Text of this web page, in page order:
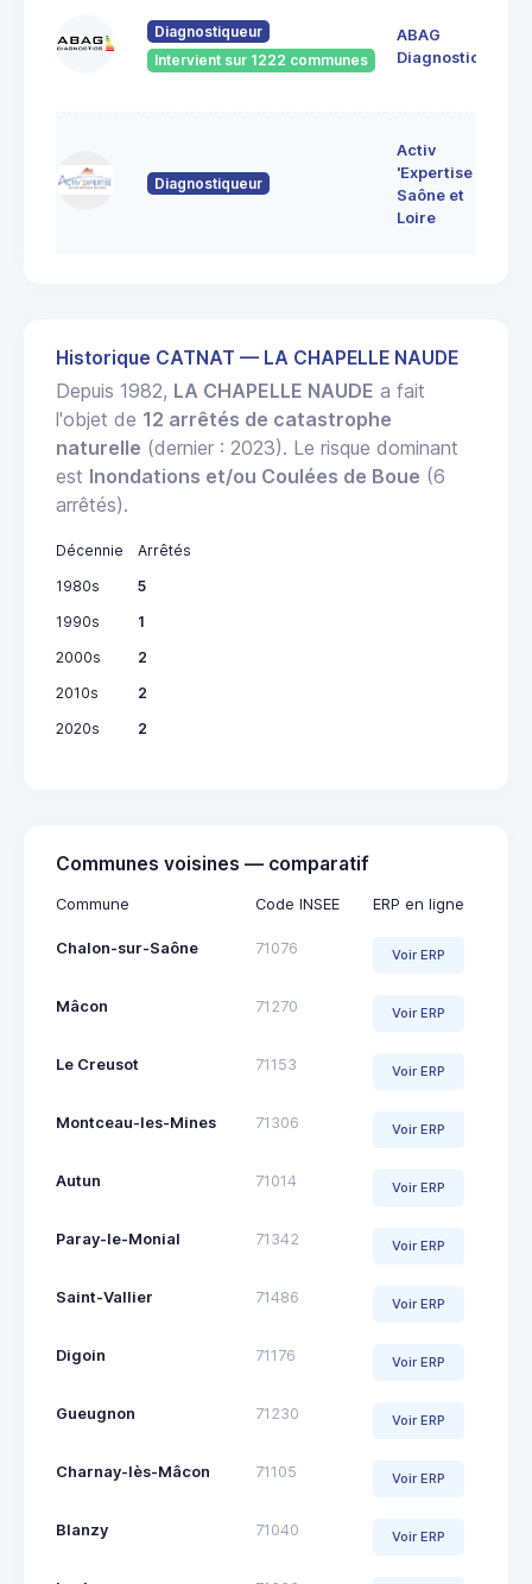
Diagnostiqueur
Intervient sur 1222 communes
ABAG
Diagnostics
Diagnostiqueur
Activ
'Expertise
Saône et
Loire
Historique CATNAT — LA CHAPELLE NAUDE
Depuis 1982, LA CHAPELLE NAUDE a fait
l'objet de 12 arrêtés de catastrophe
naturelle (dernier : 2023). Le risque dominant
est Inondations et/ou Coulées de Boue (6
arrêtés).
Décennie
Arrêtés
1980s
5
1990s
1
2000s
2
2010s
2
2020s
2
Communes voisines — comparatif
Commune Code INSEE ERP en ligne
Chalon-sur-Saône 71076 Voir ERP
Mâcon 71270 Voir ERP
Le Creusot 71153 Voir ERP
Montceau-les-Mines 71306 Voir ERP
Autun 71014 Voir ERP
Paray-le-Monial 71342 Voir ERP
Saint-Vallier 71486 Voir ERP
Digoin 71176 Voir ERP
Gueugnon 71230 Voir ERP
Charnay-lès-Mâcon 71105 Voir ERP
Blanzy 71040 Voir ERP